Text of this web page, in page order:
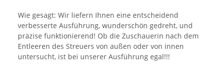
Wie gesagt: Wir liefern Ihnen eine entscheidend
verbesserte Ausführung, wunderschön gedreht, und
präzise funktionierend! Ob die Zuschauerin nach dem
Entleeren des Streuers von außen oder von innen
untersucht, ist bei unserer Ausführung egal!!!